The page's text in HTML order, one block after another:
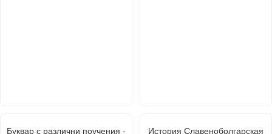
Буквар с различни поучения -
История Славеноболгарская